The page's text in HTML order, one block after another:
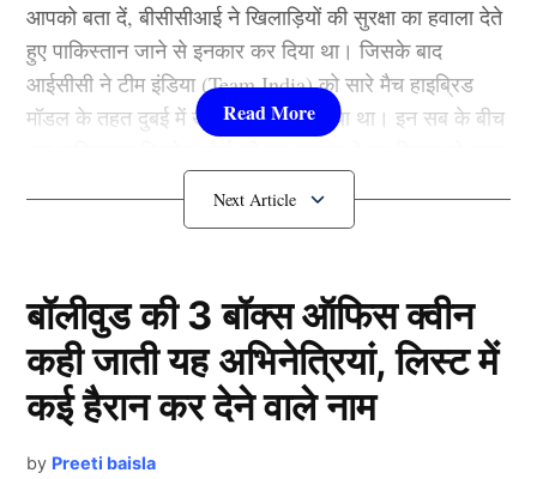
आपको बता दें, बीसीसीआई ने खिलाड़ियों की सुरक्षा का हवाला देते
हुए पाकिस्तान जाने से इनकार कर दिया था। जिसके बाद
आईसीसी ने टीम इंडिया (Team India) को सारे मैच हाइब्रिड
मॉडल के तहत दुबई में खेलने का आदेश दिया था। इन सब के बीच
दे दिया है। तो आइए जानते हैं कि पूरा मामला क्या है…
बॉलीवुड की 3 बॉक्स ऑफिस क्वीन
कही जाती यह अभिनेत्रियां, लिस्ट में
कई हैरान कर देने वाले नाम
by Preeti baisla